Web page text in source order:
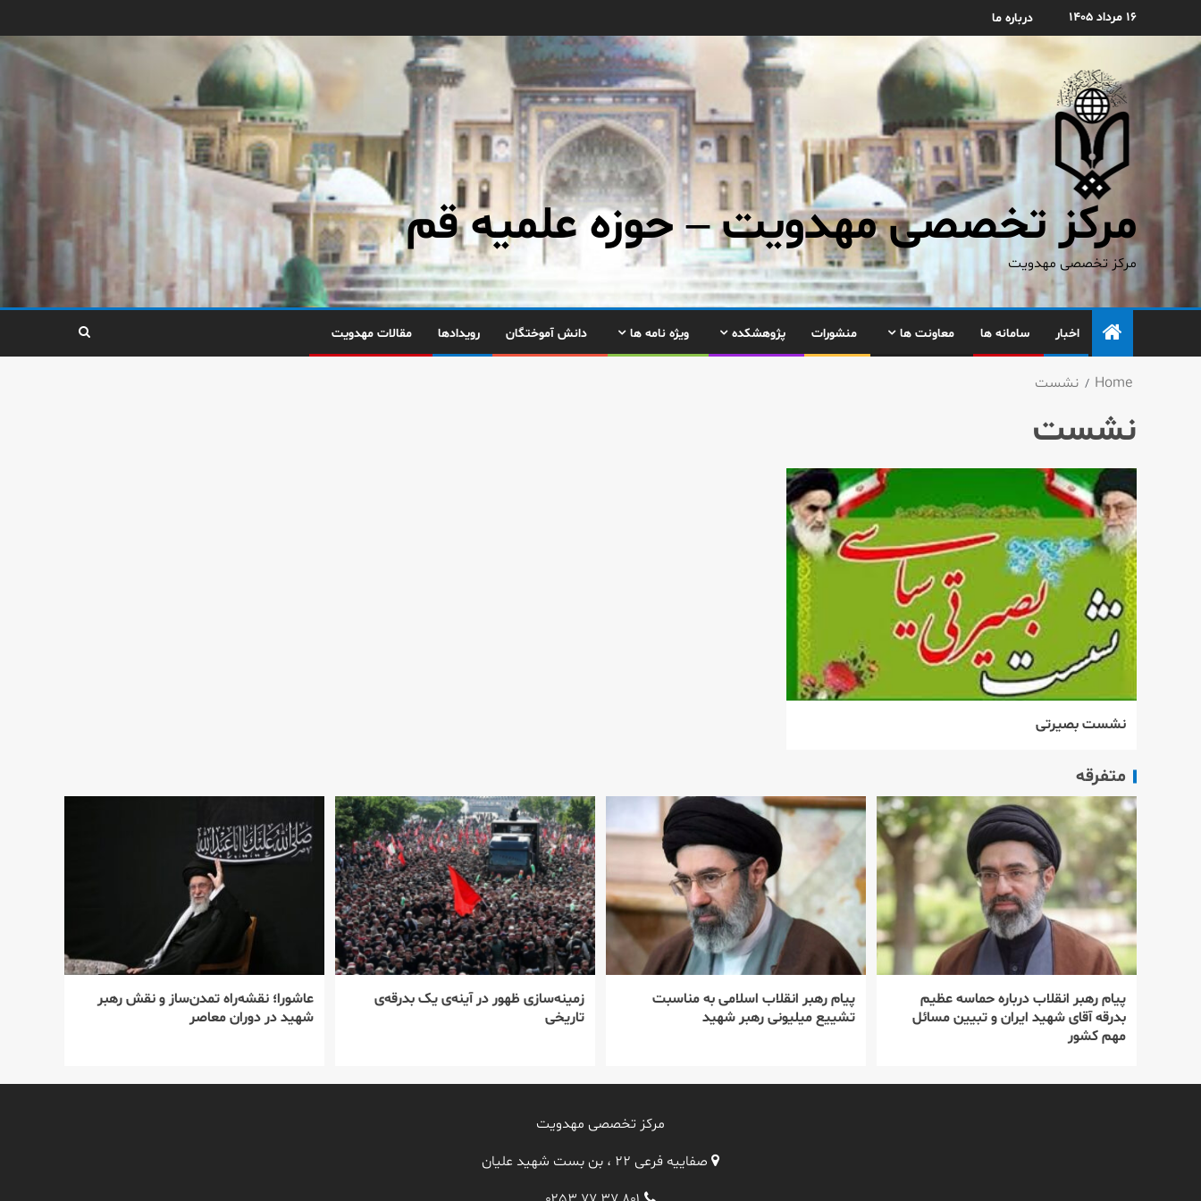
۱۶ مرداد ۱۴۰۵ درباره ما
مرکز تخصصی مهدویت – حوزه علمیه قم
مرکز تخصصی مهدویت
اخبار سامانه ها معاونت ها منشورات پژوهشکده ویژه نامه ها دانش آموختگان رویدادها مقالات مهدویت
Home نشست
نشست
نشست بصیرتی
متفرقه
پیام رهبر انقلاب درباره حماسه عظیم
بدرقه آقای شهید ایران و تبیین مسائل
مهم کشور
پیام رهبر انقلاب اسلامی به مناسبت
تشییع میلیونی رهبر شهید
زمینه‌سازی ظهور در آینه‌ی یک بدرقه‌ی
تاریخی
عاشورا؛ نقشه‌راه تمدن‌ساز و نقش رهبر
شهید در دوران معاصر
مرکز تخصصی مهدویت
صفاییه فرعی ۲۲ ، بن بست شهید علیان